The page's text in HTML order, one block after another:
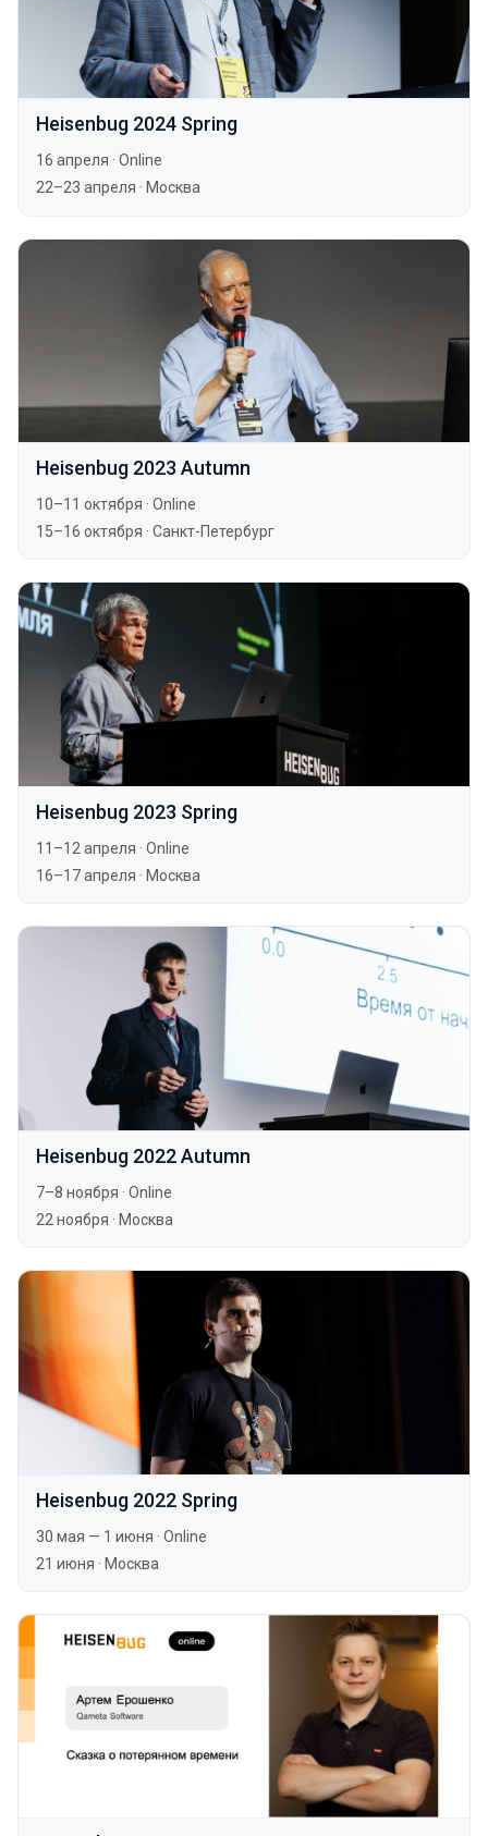
Heisenbug 2024 Spring
16 апреля · Online
22–23 апреля · Москва
Heisenbug 2023 Autumn
10–11 октября · Online
15–16 октября · Санкт-Петербург
Heisenbug 2023 Spring
11–12 апреля · Online
16–17 апреля · Москва
Heisenbug 2022 Autumn
7–8 ноября · Online
22 ноября · Москва
Heisenbug 2022 Spring
30 мая — 1 июня · Online
21 июня · Москва